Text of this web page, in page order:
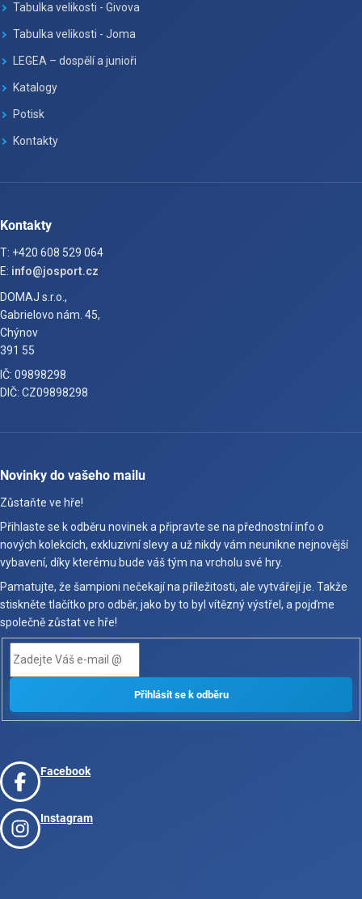
Tabulka velikosti - Givova
Tabulka velikosti - Joma
LEGEA – dospělí a junioři
Katalogy
Potisk
Kontakty
Kontakty
T: +420 608 529 064
E: info@josport.cz
DOMAJ s.r.o.,
Gabrielovo nám. 45,
Chýnov
391 55
IČ: 09898298
DIČ: CZ09898298
Novinky do vašeho mailu
Zůstaňte ve hře!
Přihlaste se k odběru novinek a připravte se na přednostní info o
nových kolekcích, exkluzivní slevy a už nikdy vám neunikne nejnovější
vybavení, díky kterému bude váš tým na vrcholu své hry.
Pamatujte, že šampioni nečekají na příležitosti, ale vytvářejí je. Takže
stiskněte tlačítko pro odběr, jako by to byl vítězný výstřel, a pojďme
společně zůstat ve hře!
Facebook
Instagram